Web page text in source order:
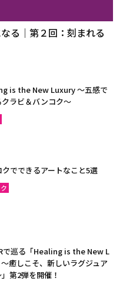
る｜第２回：刻まれる
is the New Luxury ～五感で
ラビ＆バンコク～
でできるアートなこと5選
で巡る「Healing is the New L
癒しこそ、新しいラグジュア
第2弾を開催！